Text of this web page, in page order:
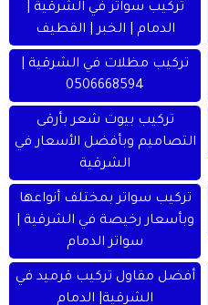
تركيب سواتر في الشرقية |
الدمام | الخبر | القطيف
تركيب مظلات في الشرقية |
0506668594
تركيب بيوت شعر بأرقى
التصاميم وبأفضل الأسعار في
الشرقية
تركيب سواتر بمختلف أنواعها
وبأسعار رخيصة في الشرقية |
سواتر الدمام
أفضل مقاول تركيب قرميد في
الشرقية| الدمام